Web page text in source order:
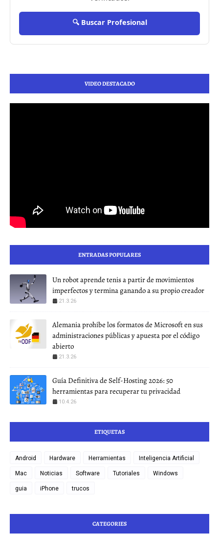
🔍 Buscar Profesional
VIDEO DESTACADO
ENTRADAS POPULARES
Un robot aprende tenis a partir de movimientos
imperfectos y termina ganando a su propio creador
21.3.26
Alemania prohíbe los formatos de Microsoft en sus
administraciones públicas y apuesta por el código
abierto
21.3.26
Guía Definitiva de Self-Hosting 2026: 50
herramientas para recuperar tu privacidad
10.4.26
ETIQUETAS
Android Hardware Herramientas Inteligencia Artificial
Mac Noticias Software Tutoriales Windows
guia iPhone trucos
CATEGORIES